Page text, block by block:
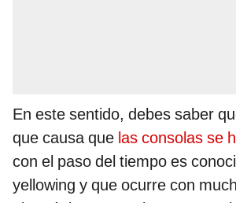
En este sentido, debes saber
que causa que las consolas se
con el paso del tiempo es
yellowing y que ocurre con